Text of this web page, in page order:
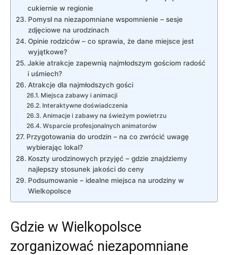
cukiernie w regionie
Pomysł​ na niezapomniane wspomnienie – sesje⁤
zdjęciowe‌ na urodzinach
Opinie rodziców – co⁤ sprawia, ⁢że dane miejsce​ jest⁣
wyjątkowe?
Jakie‍ atrakcje zapewnią⁤ najmłodszym gościom radość
i⁤ uśmiech?
Atrakcje dla⁤ najmłodszych gości
Miejsca zabawy i animacji
Interaktywne doświadczenia
Animacje‌ i zabawy ‌na świeżym powietrzu
Wsparcie profesjonalnych animatorów
Przygotowania do urodzin⁣ – ​na co zwrócić uwagę
wybierając lokal?
Koszty urodzinowych przyjęć‍ – gdzie znajdziemy
najlepszy stosunek jakości do ceny
Podsumowanie – idealne miejsca na​ urodziny w
Wielkopolsce
Gdzie w Wielkopolsce
zorganizować niezapomniane